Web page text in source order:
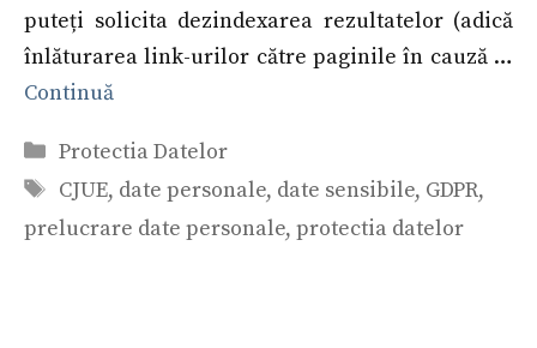
puteți solicita dezindexarea rezultatelor (adică
înlăturarea link-urilor către paginile în cauză …
Continuă
Categorii
Protectia Datelor
Etichete
CJUE, date personale, date sensibile, GDPR,
prelucrare date personale, protectia datelor